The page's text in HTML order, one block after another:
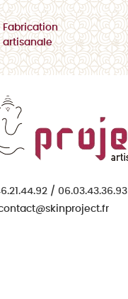
Fabrication
artisanale
/ 06.03.43.36.93